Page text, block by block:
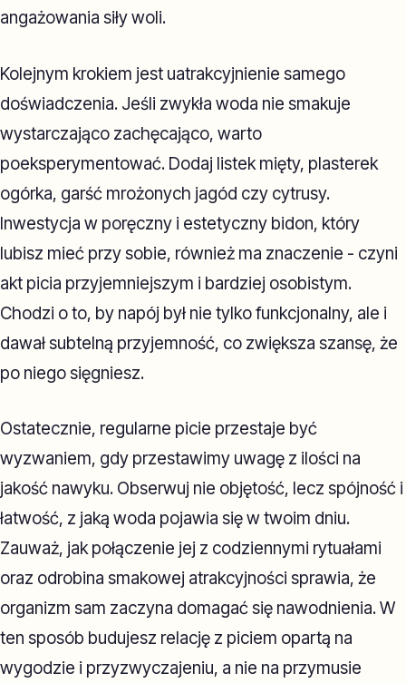
angażowania siły woli.
Kolejnym krokiem jest uatrakcyjnienie samego
doświadczenia. Jeśli zwykła woda nie smakuje
wystarczająco zachęcająco, warto
poeksperymentować. Dodaj listek mięty, plasterek
ogórka, garść mrożonych jagód czy cytrusy.
Inwestycja w poręczny i estetyczny bidon, który
lubisz mieć przy sobie, również ma znaczenie - czyni
akt picia przyjemniejszym i bardziej osobistym.
Chodzi o to, by napój był nie tylko funkcjonalny, ale i
dawał subtelną przyjemność, co zwiększa szansę, że
po niego sięgniesz.
Ostatecznie, regularne picie przestaje być
wyzwaniem, gdy przestawimy uwagę z ilości na
jakość nawyku. Obserwuj nie objętość, lecz spójność i
łatwość, z jaką woda pojawia się w twoim dniu.
Zauważ, jak połączenie jej z codziennymi rytuałami
oraz odrobina smakowej atrakcyjności sprawia, że
organizm sam zaczyna domagać się nawodnienia. W
ten sposób budujesz relację z piciem opartą na
wygodzie i przyzwyczajeniu, a nie na przymusie